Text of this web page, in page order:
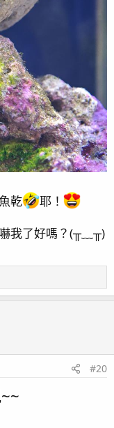
乾
耶！
我了好嗎？(⁠╥⁠﹏⁠╥⁠)
#20